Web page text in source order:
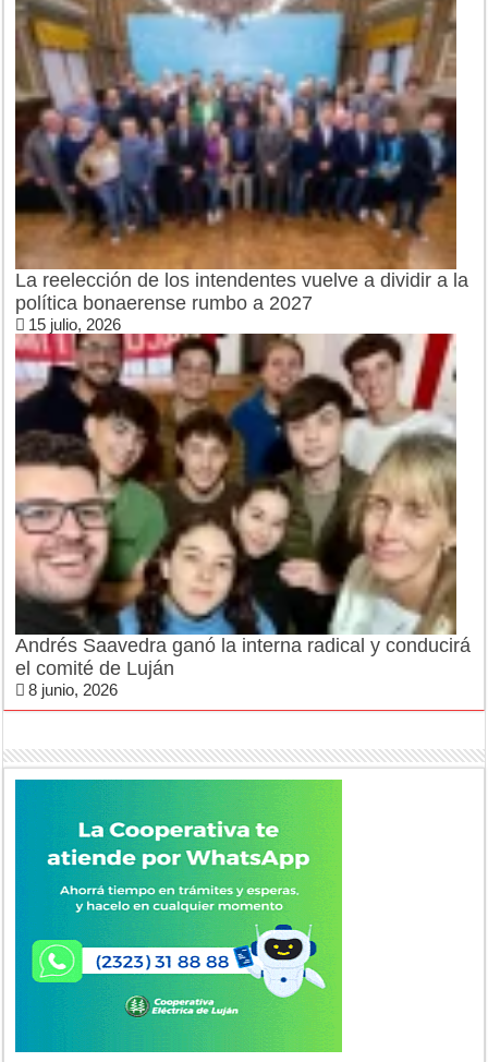
La reelección de los intendentes vuelve a dividir a la
política bonaerense rumbo a 2027
15 julio, 2026
Andrés Saavedra ganó la interna radical y conducirá
el comité de Luján
8 junio, 2026